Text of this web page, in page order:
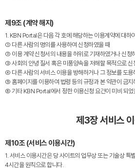
제9조 (계약 해지)
1. KBN Portal은 다음 각 호에 해당하는 이용계약에 대하
① 다른 사람의 명의를 사용하여 신청하였을 때
② 이용 계약 신청서의 내용을 허위로 기재하였거나 신청
③ 사회의 안녕 질서 혹은 미풍양속을 저해할 목적으로 신
④ 다른 사람의 서비스 이용을 방해하거나 그 정보를 도용
⑤ 홈페이지를 이용하여 법령 등의 규정과 본 약관이 금지
⑥ 기타 KBN Portal에서 정한 이용신청 요건이 미비 되었
제3장 서비스
제10조 (서비스 이용시간)
1. 서비스 이용시간은 당 사이트의 업무상 또는 기술상 특
4시간을 원칙으로 합니다.